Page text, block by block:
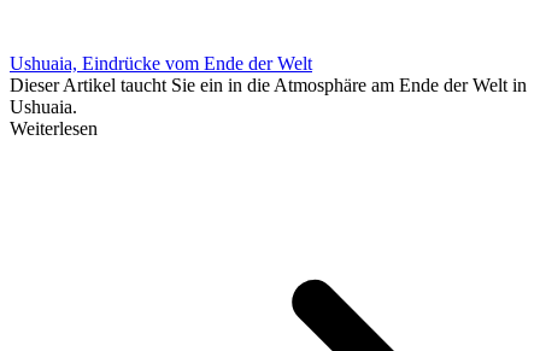
Ushuaia, Eindrücke vom Ende der Welt
Dieser Artikel taucht Sie ein in die Atmosphäre am Ende der Welt in
Ushuaia.
Weiterlesen